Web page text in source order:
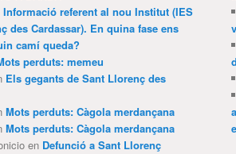
Informació referent al nou Institut (IES
des Cardassar). En quina fase ens
camí queda?
perduts: memeu
Els gegants de Sant Llorenç des
Mots perduts: Càgola merdançana
Mots perduts: Càgola merdançana
en Defunció a Sant Llorenç